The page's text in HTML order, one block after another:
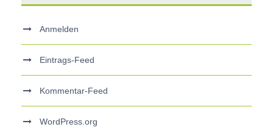
Anmelden
Eintrags-Feed
Kommentar-Feed
WordPress.org